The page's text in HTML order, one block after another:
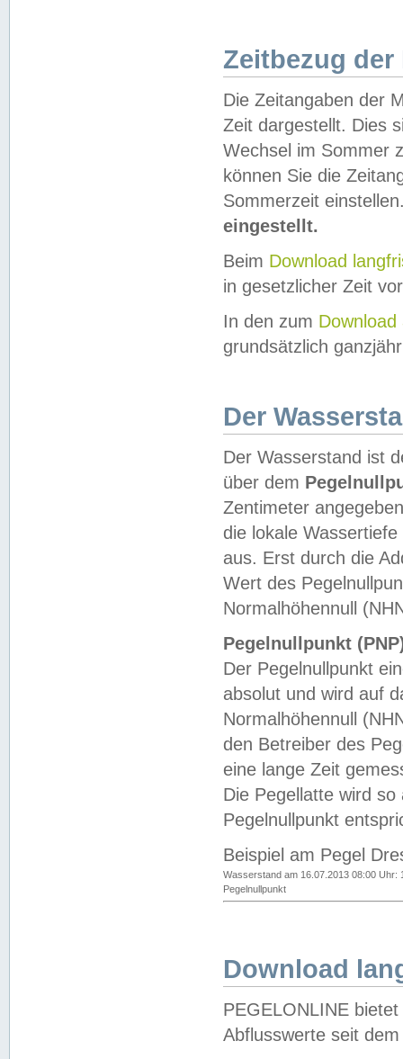
Zeitbezug der
Die Zeitangaben der
Zeit dargestellt. Dies
Wechsel im Sommer
können Sie die
Sommerzeit
eingestellt.
Beim Download
in gesetzlicher Zeit
In den zum Download
grundsätzlich
Der
Der Wasserstand ist
über dem
Zentimeter
die lokale
aus. Erst durch die
Wert des
Normalhöhennull
Pegelnullpunkt
Der Pegelnullpunkt
absolut und wird auf
Normalhöhennull
den Betreiber des
eine lange Zeit
Die Pegellatte wird
Pegelnullpunkt
Beispiel am Pegel
Wasserstand am 16.07.2013 08:00 Uhr:
Pegelnullpunkt
Download
PEGELONLINE
Abflusswerte seit